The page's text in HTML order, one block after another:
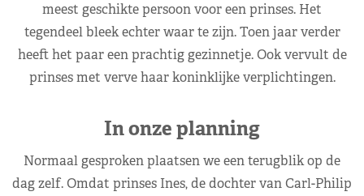
meest geschikte persoon voor een prinses. Het
tegendeel bleek echter waar te zijn. Toen jaar verder
heeft het paar een prachtig gezinnetje. Ook vervult de
prinses met verve haar koninklijke verplichtingen.
In onze planning
Normaal gesproken plaatsen we een terugblik op de
dag zelf. Omdat prinses Ines, de dochter van Carl-Philip